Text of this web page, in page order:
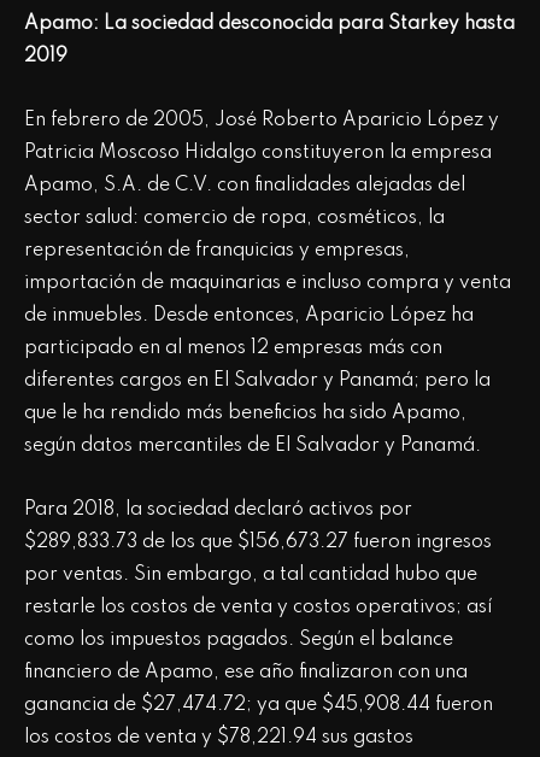
Apamo: La sociedad desconocida para Starkey hasta
2019
En febrero de 2005, José Roberto Aparicio López y
Patricia Moscoso Hidalgo constituyeron la empresa
Apamo, S.A. de C.V. con finalidades alejadas del
sector salud: comercio de ropa, cosméticos, la
representación de franquicias y empresas,
importación de maquinarias e incluso compra y venta
de inmuebles. Desde entonces, Aparicio López ha
participado en al menos 12 empresas más con
diferentes cargos en El Salvador y Panamá; pero la
que le ha rendido más beneficios ha sido Apamo,
según datos mercantiles de El Salvador y Panamá.
Para 2018, la sociedad declaró activos por
$289,833.73 de los que $156,673.27 fueron ingresos
por ventas. Sin embargo, a tal cantidad hubo que
restarle los costos de venta y costos operativos; así
como los impuestos pagados. Según el balance
financiero de Apamo, ese año finalizaron con una
ganancia de $27,474.72; ya que $45,908.44 fueron
los costos de venta y $78,221.94 sus gastos